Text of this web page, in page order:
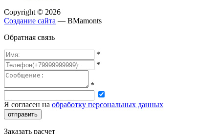
Copyright © 2026
Создание сайта — BMamonts
Обратная связь
*
*
*
Я согласен на обработку персональных данных
отправить
Заказать расчет